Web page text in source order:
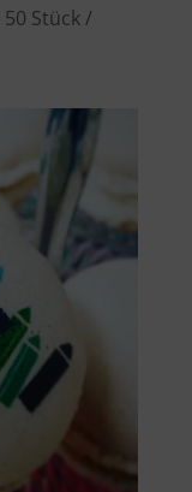
50 Stück /